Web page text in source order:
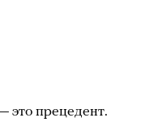
это прецедент.